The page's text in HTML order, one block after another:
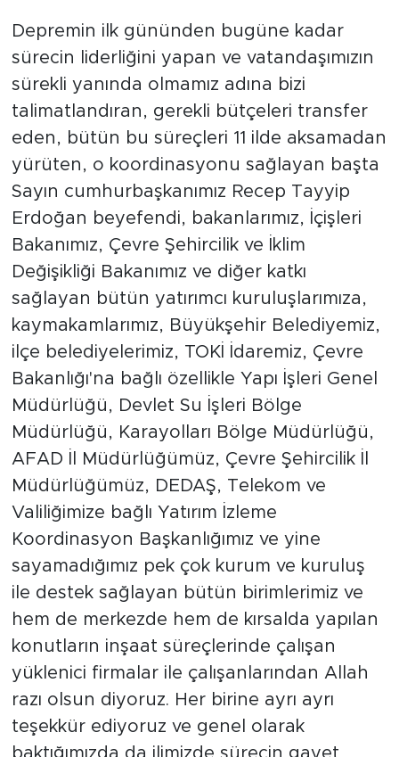
Depremin ilk gününden bugüne kadar
sürecin liderliğini yapan ve vatandaşımızın
sürekli yanında olmamız adına bizi
talimatlandıran, gerekli bütçeleri transfer
eden, bütün bu süreçleri 11 ilde aksamadan
yürüten, o koordinasyonu sağlayan başta
Sayın cumhurbaşkanımız Recep Tayyip
Erdoğan beyefendi, bakanlarımız, İçişleri
Bakanımız, Çevre Şehircilik ve İklim
Değişikliği Bakanımız ve diğer katkı
sağlayan bütün yatırımcı kuruluşlarımıza,
kaymakamlarımız, Büyükşehir Belediyemiz,
ilçe belediyelerimiz, TOKİ İdaremiz, Çevre
Bakanlığı'na bağlı özellikle Yapı İşleri Genel
Müdürlüğü, Devlet Su İşleri Bölge
Müdürlüğü, Karayolları Bölge Müdürlüğü,
AFAD İl Müdürlüğümüz, Çevre Şehircilik İl
Müdürlüğümüz, DEDAŞ, Telekom ve
Valiliğimize bağlı Yatırım İzleme
Koordinasyon Başkanlığımız ve yine
sayamadığımız pek çok kurum ve kuruluş
ile destek sağlayan bütün birimlerimiz ve
hem de merkezde hem de kırsalda yapılan
konutların inşaat süreçlerinde çalışan
yüklenici firmalar ile çalışanlarından Allah
razı olsun diyoruz. Her birine ayrı ayrı
teşekkür ediyoruz ve genel olarak